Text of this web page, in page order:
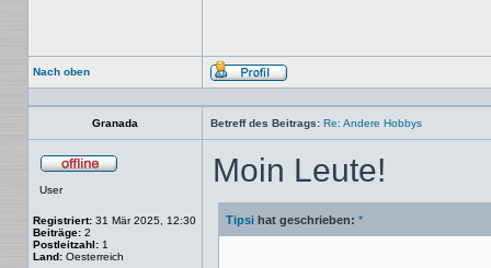
Nach oben
Profil
Granada Betreff des Beitrags: Re: Andere Hobbys
User
Registriert: 31 Mär 2025, 12:30
Beiträge: 2
Postleitzahl: 1
Land: Oesterreich
Moin Leute!
Tipsi hat geschrieben: *